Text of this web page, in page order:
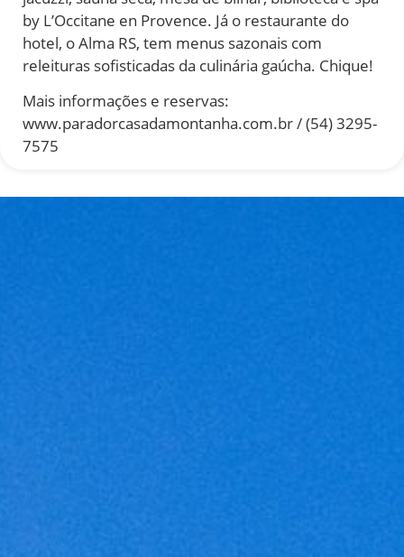
by L’Occitane en Provence. Já o restaurante do
hotel, o Alma RS, tem menus sazonais com
releituras sofisticadas da culinária gaúcha. Chique!
Mais informações e reservas:
www.paradorcasadamontanha.com.br / (54) 3295-
7575